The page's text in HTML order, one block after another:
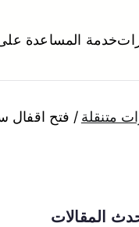
بارخص الاسعار
خدمة المساعدة
متنقلة فتح اقفال
المقالات